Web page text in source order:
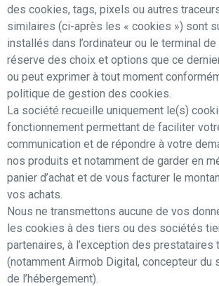
des cookies, tags, pixels ou autres
similaires (ci-après les « cookies ») sont
installés dans l’ordinateur ou le terminal
réserve des choix et options que ce
ou peut exprimer à tout moment
politique de gestion des cookies.
La société recueille uniquement le(s)
fonctionnement permettant de faciliter
communication et de répondre à votre
nos produits et notamment de garder en
panier d’achat et de vous facturer le
vos achats.
Nous ne transmettons aucune de vos
les cookies à des tiers ou des sociétés
partenaires, à l’exception des prestataires
(notamment Airmob Digital, concepteur du
de l’hébergement).